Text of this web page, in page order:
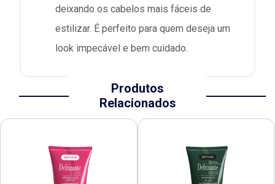
deixando os cabelos mais fáceis de
estilizar. É perfeito para quem deseja um
look impecável e bem cuidado.
Produtos
Relacionados